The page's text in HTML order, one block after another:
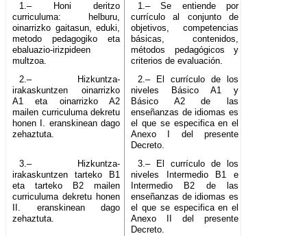
1.– Honi deritzo
curriculuma: helburu,
oinarrizko gaitasun, eduki,
metodo pedagogiko eta
ebaluazio-irizpideen
multzoa.
1.– Se entiende por
currículo al conjunto de
objetivos, competencias
básicas, contenidos,
métodos pedagógicos y
criterios de evaluación.
2.– Hizkuntza-
irakaskuntzen oinarrizko
A1 eta oinarrizko A2
mailen curriculuma dekretu
honen I. eranskinean dago
zehaztuta.
2.– El currículo de los
niveles Básico A1 y
Básico A2 de las
enseñanzas de idiomas es
el que se especifica en el
Anexo I del presente
Decreto.
3.– Hizkuntza-
irakaskuntzen tarteko B1
eta tarteko B2 mailen
curriculuma dekretu honen
II. eranskinean dago
zehaztuta.
3.– El currículo de los
niveles Intermedio B1 e
Intermedio B2 de las
enseñanzas de idiomas es
el que se especifica en el
Anexo II del presente
Decreto.